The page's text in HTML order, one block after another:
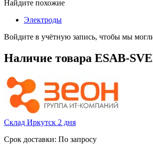
Найдите похожие
Электроды
Войдите в учётную запись, чтобы мы
Наличие товара ESAB-
Склад Иркутск 2 дня
Срок доставки: По запросу